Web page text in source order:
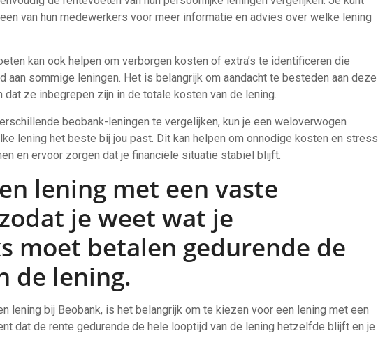
van hun medewerkers voor meer informatie en advies over welke lening
kan ook helpen om verborgen kosten of extra’s te identificeren die
aan sommige leningen. Het is belangrijk om aandacht te besteden aan deze
ze inbegrepen zijn in de totale kosten van de lening.
beobank-leningen te vergelijken, kun je een weloverwogen
lening het beste bij jou past. Dit kan helpen om onnodige kosten en stress
en ervoor zorgen dat je financiële situatie stabiel blijft.
lening met een vaste
je weet wat je
moet betalen gedurende de
de lening.
lening bij Beobank, is het belangrijk om te kiezen voor een lening met een
dat de rente gedurende de hele looptijd van de lening hetzelfde blijft en je